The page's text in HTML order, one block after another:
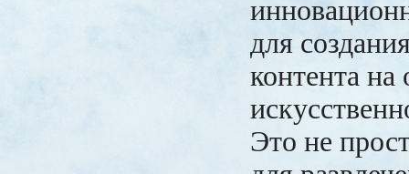
для
контента на
Это не